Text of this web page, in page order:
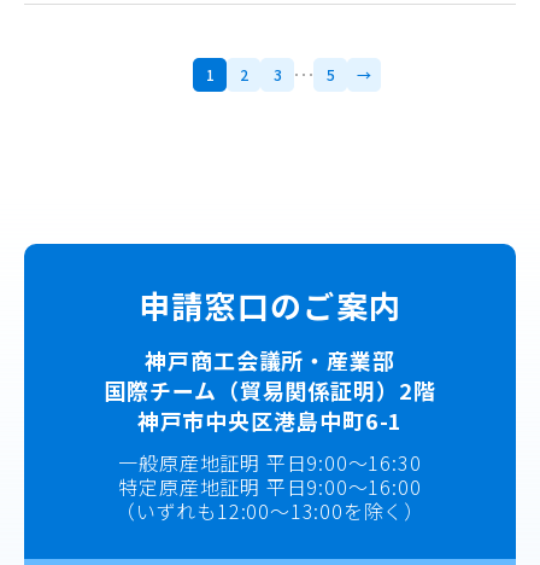
1 2 3 5 →
申請窓口のご案内
神戸商工会議所・産業部
国際チーム（貿易関係証明）2階
神戸市中央区港島中町6-1
一般原産地証明 平日9:00～16:30
特定原産地証明 平日9:00～16:00
（いずれも12:00～13:00を除く）